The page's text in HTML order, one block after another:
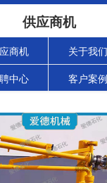
供应商机
商机 关于我们
中心 客户案例